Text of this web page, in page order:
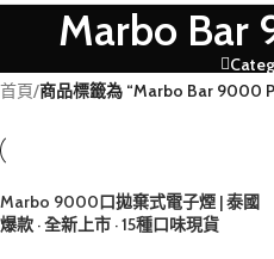
Marbo Bar
首頁/商品標籤為 “Marbo Bar 9000
Marbo 9000口拋棄式電子煙 | 泰國
爆款 · 全新上市 · 15種口味現貨